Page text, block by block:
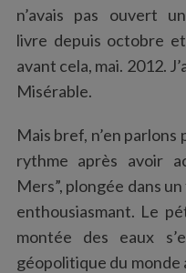
n’avais pas ouvert un
livre depuis octobre et
avant cela, mai. 2012.
Misérable.
Mais bref, n’en
rythme après avoir
Mers”, plongée dans
enthousiasmant. Le
montée des eaux
géopolitique du monde